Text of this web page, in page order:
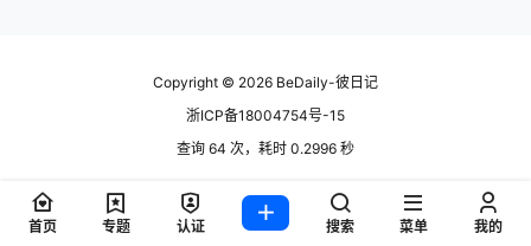
Copyright © 2026 BeDaily-彼日记
浙ICP备18004754号-15
查询 64 次，耗时 0.2996 秒
首页 专题 认证 搜索 菜单 我的